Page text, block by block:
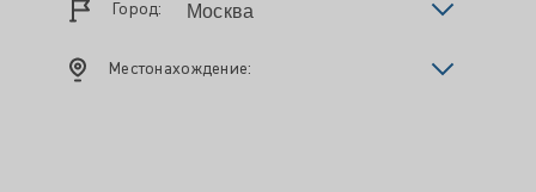
Город:
Местонахождение: